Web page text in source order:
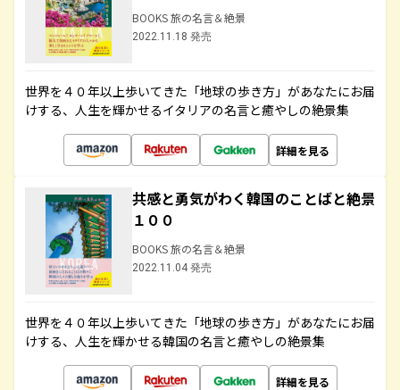
BOOKS 旅の名言＆絶景
2022.11.18 発売
世界を４０年以上歩いてきた「地球の歩き方」があなたにお届
けする、人生を輝かせるイタリアの名言と癒やしの絶景集
詳細を見る
共感と勇気がわく韓国のことばと絶景
１００
BOOKS 旅の名言＆絶景
2022.11.04 発売
世界を４０年以上歩いてきた「地球の歩き方」があなたにお届
けする、人生を輝かせる韓国の名言と癒やしの絶景集
詳細を見る